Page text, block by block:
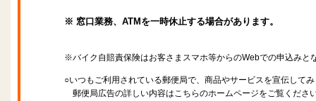
※ 窓口業務、ATMを一時休止する場合があります。
※バイク自賠責保険はお客さまスマホ等からのWebでの申込みと
○いつもご利用されている郵便局で、商品やサービスを宣伝して
郵便局広告の詳しい内容はこちらのホームページをご覧くださ